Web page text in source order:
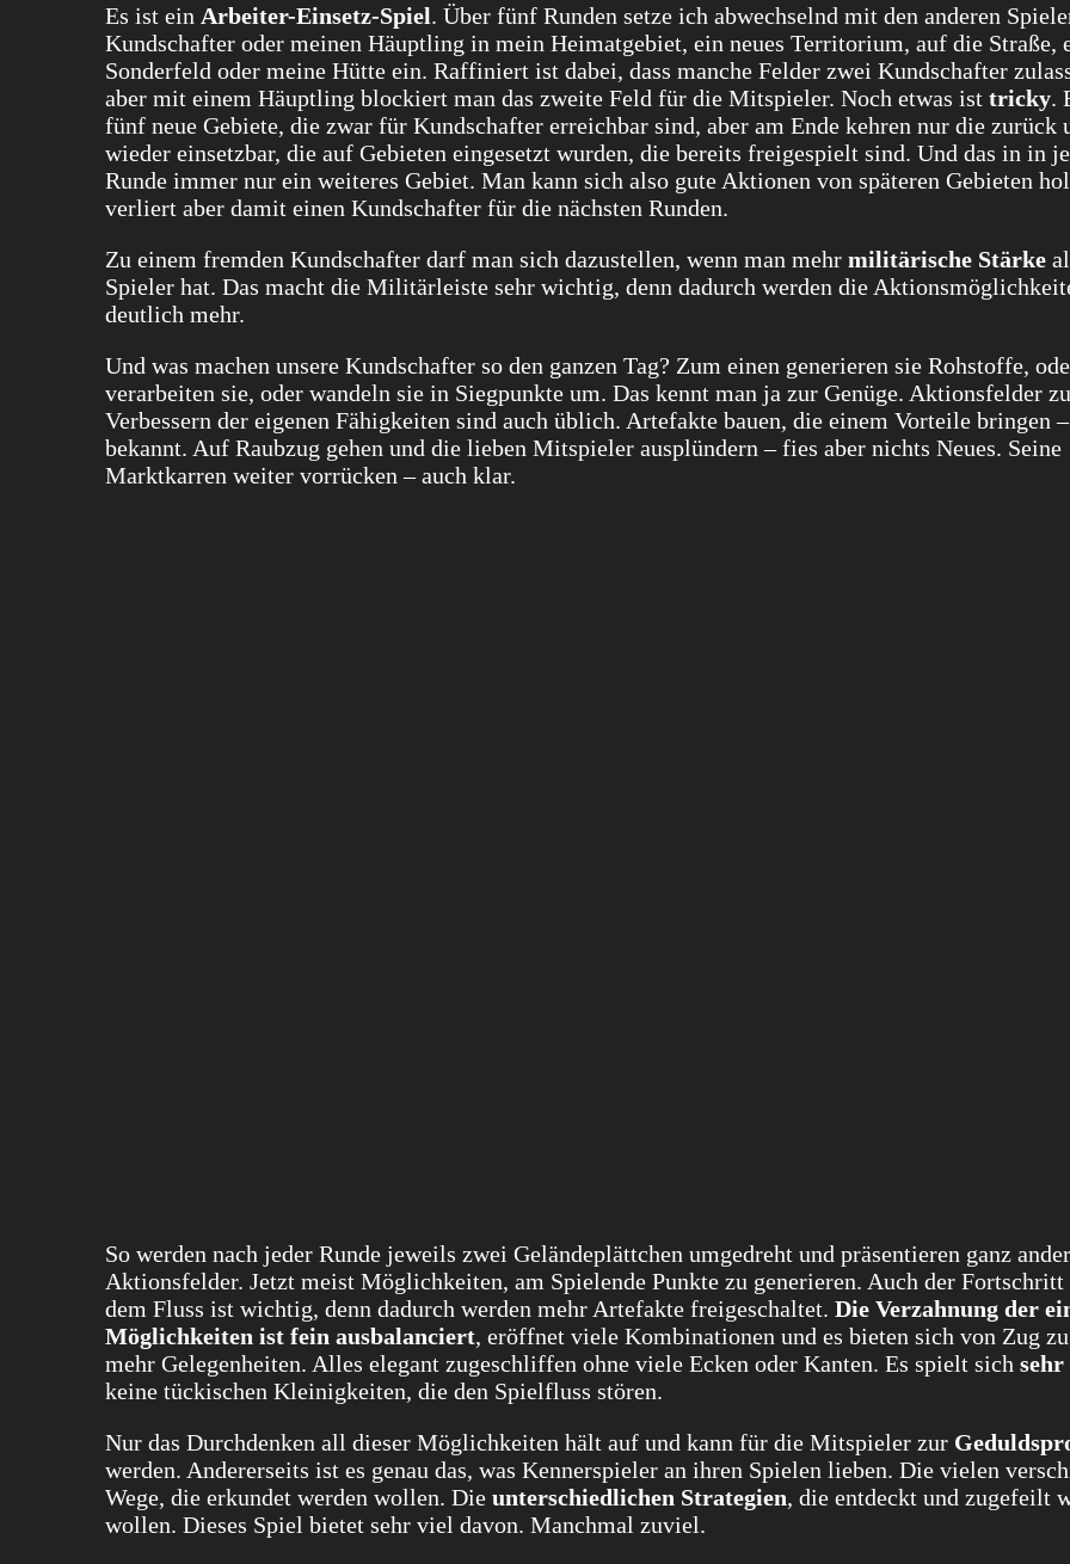
Es ist ein Arbeiter-Einsetz-Spiel. Über fünf Runden setze ich abwechselnd mit den anderen
Kundschafter oder meinen Häuptling in mein Heimatgebiet, ein neues Territorium, auf die Straße,
Sonderfeld oder meine Hütte ein. Raffiniert ist dabei, dass manche Felder zwei Kundschafter
aber mit einem Häuptling blockiert man das zweite Feld für die Mitspieler. Noch etwas ist tricky.
fünf neue Gebiete, die zwar für Kundschafter erreichbar sind, aber am Ende kehren nur die zurück
wieder einsetzbar, die auf Gebieten eingesetzt wurden, die bereits freigespielt sind. Und das in in
Runde immer nur ein weiteres Gebiet. Man kann sich also gute Aktionen von späteren Gebieten
verliert aber damit einen Kundschafter für die nächsten Runden.
Zu einem fremden Kundschafter darf man sich dazustellen, wenn man mehr militärische Stärke
Spieler hat. Das macht die Militärleiste sehr wichtig, denn dadurch werden die
deutlich mehr.
Und was machen unsere Kundschafter so den ganzen Tag? Zum einen generieren sie Rohstoffe,
verarbeiten sie, oder wandeln sie in Siegpunkte um. Das kennt man ja zur Genüge. Aktionsfelder
Verbessern der eigenen Fähigkeiten sind auch üblich. Artefakte bauen, die einem Vorteile bringen –
bekannt. Auf Raubzug gehen und die lieben Mitspieler ausplündern – fies aber nichts Neues. Seine
Marktkarren weiter vorrücken – auch klar.
So werden nach jeder Runde jeweils zwei Geländeplättchen umgedreht und präsentieren ganz
Aktionsfelder. Jetzt meist Möglichkeiten, am Spielende Punkte zu generieren. Auch der Fortschritt
dem Fluss ist wichtig, denn dadurch werden mehr Artefakte freigeschaltet. Die Verzahnung der
Möglichkeiten ist fein ausbalanciert, eröffnet viele Kombinationen und es bieten sich von Zug
mehr Gelegenheiten. Alles elegant zugeschliffen ohne viele Ecken oder Kanten. Es spielt sich
keine tückischen Kleinigkeiten, die den Spielfluss stören.
Nur das Durchdenken all dieser Möglichkeiten hält auf und kann für die Mitspieler zur
werden. Andererseits ist es genau das, was Kennerspieler an ihren Spielen lieben. Die vielen
Wege, die erkundet werden wollen. Die unterschiedlichen Strategien, die entdeckt und zugefeilt
wollen. Dieses Spiel bietet sehr viel davon. Manchmal zuviel.